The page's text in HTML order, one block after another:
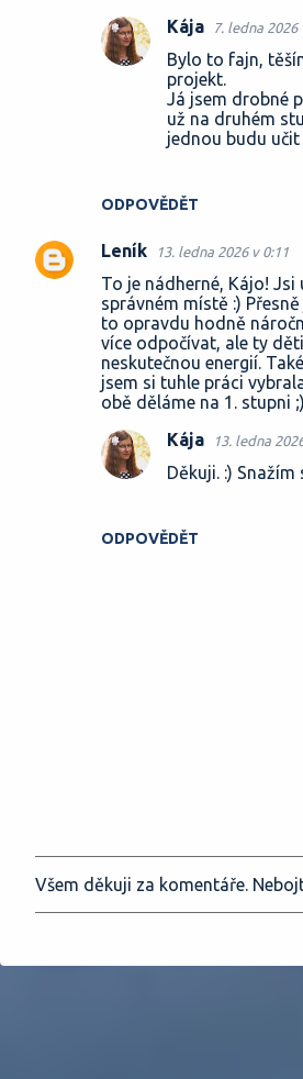
ODPOVĚDĚT
Kája 7. ledna 2026
Bylo to fajn,
projekt.
Já jsem drobné
už na druhém
jednou budu učit
Leník 13. ledna 2026 v 0:11
To je nádherné, Kájo! Jsi
správném místě :)
to opravdu hodně
více odpočívat, ale ty
neskutečnou energií.
jsem si tuhle práci
obě děláme na 1. stupni ;)
ODPOVĚDĚT
Kája 13. ledna
Děkuji. :) Snažím
O
k
e
Všem děkuji za komentáře.